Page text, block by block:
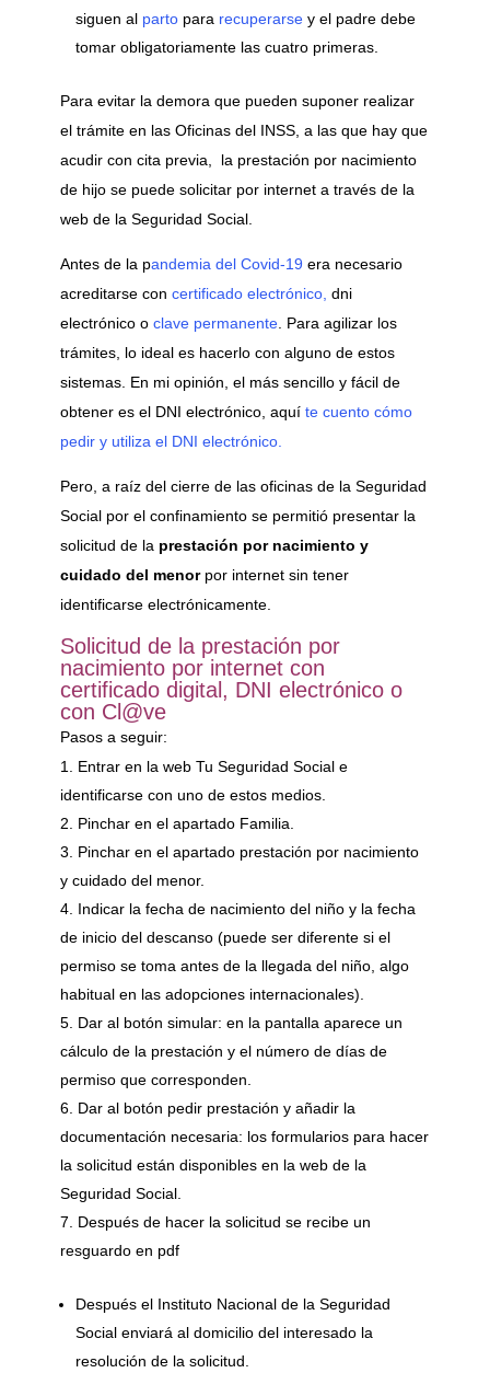
siguen al partopara recuperarsey el padre debe
tomar obligatoriamente las cuatro primeras.
Para evitar la demora que pueden suponer realizar
el trámite en las Oficinas del INSS, a las que hay que
acudir con cita previa, la prestación por nacimiento
de hijo se puede solicitar por internet a través de la
web de la Seguridad Social.
Antes de la pandemia del Covid-19 era necesario
acreditarse con certificado electrónico, dni
electrónico o clave permanente. Para agilizar los
trámites, lo ideal es hacerlo con alguno de estos
sistemas. En mi opinión, el más sencillo y fácil de
obtener es el DNI electrónico, aquí te cuento cómo
pedir y utiliza el DNI electrónico.
Pero, a raíz del cierre de las oficinas de la Seguridad
Social por el confinamiento se permitió presentar la
solicitud de la prestación por nacimiento y
cuidado del menorpor internet sin tener
identificarse electrónicamente.
Solicitud de la prestación por
nacimiento por internet con
certificado digital, DNI electrónico o
con Cl@ve
Pasos a seguir:
Entrar en la web Tu Seguridad Social e
identificarse con uno de estos medios.
Pinchar en el apartado Familia.
Pinchar en el apartado prestación por nacimiento
y cuidado del menor.
Indicar la fecha de nacimiento del niño y la fecha
de inicio del descanso (puede ser diferente si el
permiso se toma antes de la llegada del niño, algo
habitual en las adopciones internacionales).
Dar al botón simular: en la pantalla aparece un
cálculo de la prestación y el número de días de
permiso que corresponden.
Dar al botón pedir prestación y añadir la
documentación necesaria: los formularios para hacer
la solicitud están disponibles en la web de la
Seguridad Social.
Después de hacer la solicitud se recibe un
resguardo en pdf
Después el Instituto Nacional de la Seguridad
Social enviará al domicilio del interesado la
resolución de la solicitud.